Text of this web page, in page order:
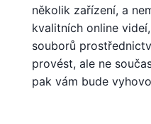
několik zařízení, a
kvalitních online
souborů
provést, ale ne
pak vám bude